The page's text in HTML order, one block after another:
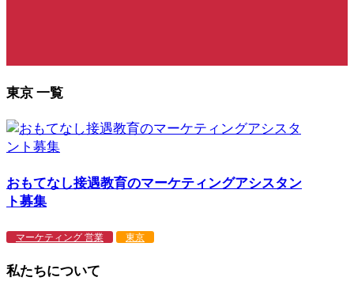
東京 一覧
おもてなし接遇教育のマーケティングアシスタン
ト募集
マーケティング 営業 東京
私たちについて